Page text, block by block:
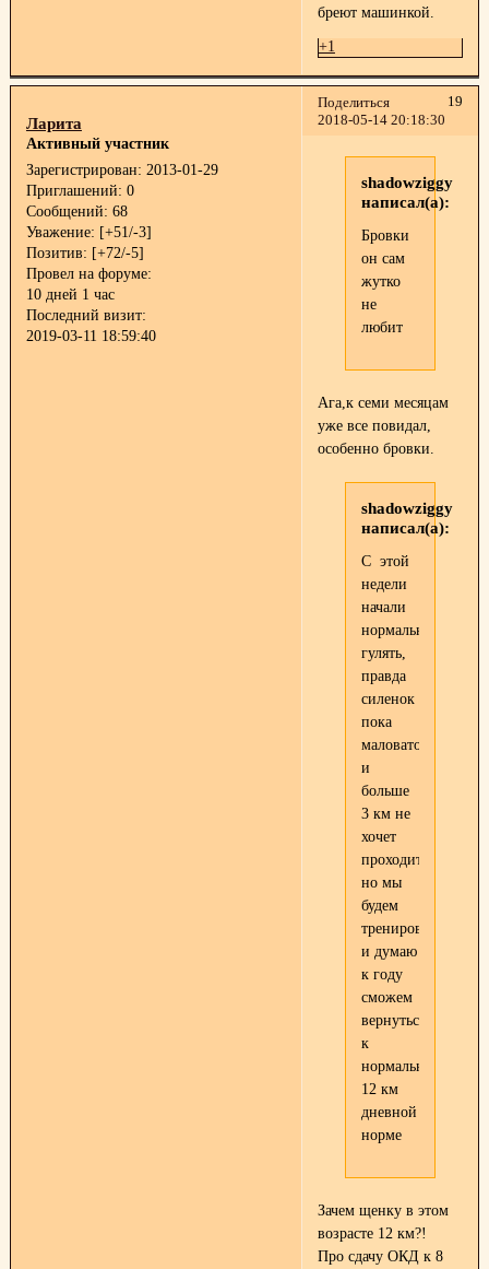
бреют машинкой.
+1
Поделиться
19
2018-05-14 20:18:30
Ларита
Активный участник
Зарегистрирован: 2013-01-29
Приглашений: 0
Сообщений: 68
Уважение: [+51/-3]
Позитив: [+72/-5]
Провел на форуме:
10 дней 1 час
Последний визит:
2019-03-11 18:59:40
shadowziggy
написал(а):
Бровки
он сам
жутко
не
любит
Ага,к семи месяцам
уже все повидал,
особенно бровки.
shadowziggy
написал(а):
C этой
недели
начали
нормально
гулять,
правда
силенок
пока
маловато
и
больше
3 км не
хочет
проходить,
но мы
будем
тренироваться
и думаю
к году
сможем
вернуться
к
нормальной
12 км
дневной
норме
Зачем щенку в этом
возрасте 12 км?!
Про сдачу ОКД к 8